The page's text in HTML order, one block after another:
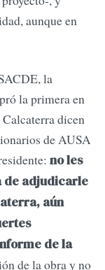
aunque en
la
la primera en
dicen
de AUSA
no les
de adjudicarle
aún
de la
de la obra y no